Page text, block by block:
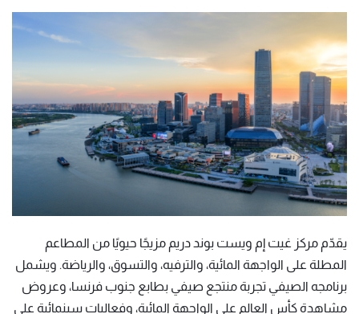
يقدّم مركز غيت إم ويست بوند دريم مزيجًا حيويًا من المطاعم
المطلة على الواجهة المائية، والترفيه، والتسوق، والرياضة. ويشمل
برنامجه الصيفي تجربة منتجع صيفي بطابع جنوب فرنسا، وعروض
مشاهدة كأس العالم على الواجهة المائية، وفعاليات سينمائية على